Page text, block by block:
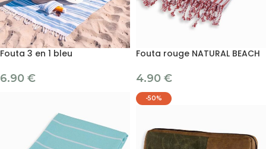
Fouta 3 en 1 bleu
6.90 €
Fouta rouge NATURAL BEACH
4.90 €
-50%